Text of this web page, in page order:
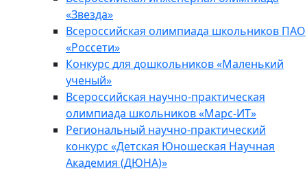
«Звезда»
Всероссийская олимпиада школьников ПАО
«Россети»
Конкурс для дошкольников «Маленький
ученый»
Всероссийская научно-практическая
олимпиада школьников «Марс-ИТ»
Региональный научно-практический
конкурс «Детская Юношеская Научная
Академия (ДЮНА)»